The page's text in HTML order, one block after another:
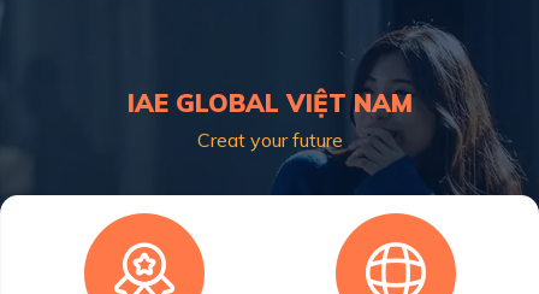
IAE GLOBAL VIỆT NAM
Creat your future